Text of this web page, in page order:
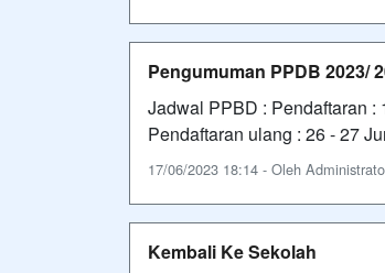
Pengumuman PPDB 2023/
Jadwal PPBD : Pendaftaran
Pendaftaran ulang : 26 - 27
17/06/2023 18:14 - Oleh
Kembali Ke Sekolah